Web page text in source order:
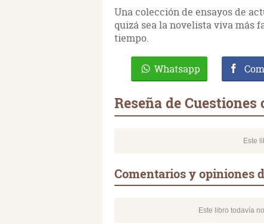
Una colección de ensayos de
quizá sea la novelista viva más
tiempo.
Whatsapp
Reseña de Cuestiones
Este
Comentarios y opiniones
Este libro todavía